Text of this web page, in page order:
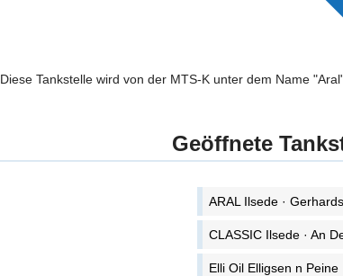
Diese Tankstelle wird von der MTS-K unter dem Name
Geöffnete
ARAL Ilsede ·
CLASSIC Ilsede · An
Elli Oil Elligsen n